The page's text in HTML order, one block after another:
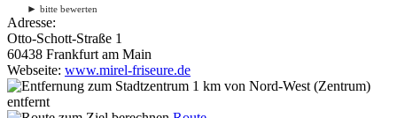
► bitte bewerten
Adresse:
Otto-Schott-Straße 1
60438 Frankfurt am Main
Webseite: www.mirel-friseure.de
1 km von Nord-West (Zentrum)
entfernt